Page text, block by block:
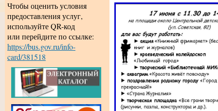
Чтобы оценить условия
предоставления услуг,
используйте QR-код
или перейдите по ссылке:
https://bus.gov.ru/info-
card/381518